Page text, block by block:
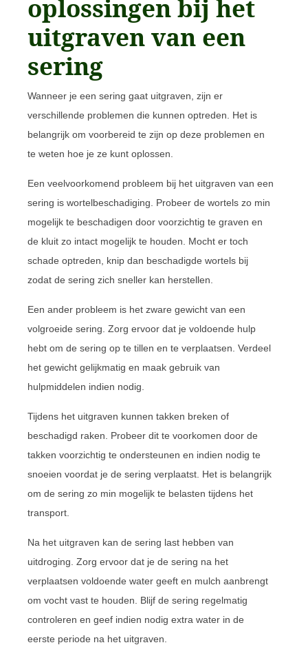
oplossingen bij het
uitgraven van een
sering
Wanneer je een sering gaat uitgraven, zijn er
verschillende problemen die kunnen optreden. Het is
belangrijk om voorbereid te zijn op deze problemen en
te weten hoe je ze kunt oplossen.
Een veelvoorkomend probleem bij het uitgraven van een
sering is wortelbeschadiging. Probeer de wortels zo min
mogelijk te beschadigen door voorzichtig te graven en
de kluit zo intact mogelijk te houden. Mocht er toch
schade optreden, knip dan beschadigde wortels bij
zodat de sering zich sneller kan herstellen.
Een ander probleem is het zware gewicht van een
volgroeide sering. Zorg ervoor dat je voldoende hulp
hebt om de sering op te tillen en te verplaatsen. Verdeel
het gewicht gelijkmatig en maak gebruik van
hulpmiddelen indien nodig.
Tijdens het uitgraven kunnen takken breken of
beschadigd raken. Probeer dit te voorkomen door de
takken voorzichtig te ondersteunen en indien nodig te
snoeien voordat je de sering verplaatst. Het is belangrijk
om de sering zo min mogelijk te belasten tijdens het
transport.
Na het uitgraven kan de sering last hebben van
uitdroging. Zorg ervoor dat je de sering na het
verplaatsen voldoende water geeft en mulch aanbrengt
om vocht vast te houden. Blijf de sering regelmatig
controleren en geef indien nodig extra water in de
eerste periode na het uitgraven.